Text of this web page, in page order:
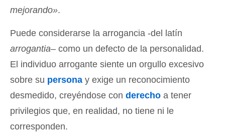
mejorando».
Puede considerarse la arrogancia -del latín
arrogantia– como un defecto de la personalidad.
El individuo arrogante siente un orgullo excesivo
sobre su persona y exige un reconocimiento
desmedido, creyéndose con derecho a tener
privilegios que, en realidad, no tiene ni le
corresponden.